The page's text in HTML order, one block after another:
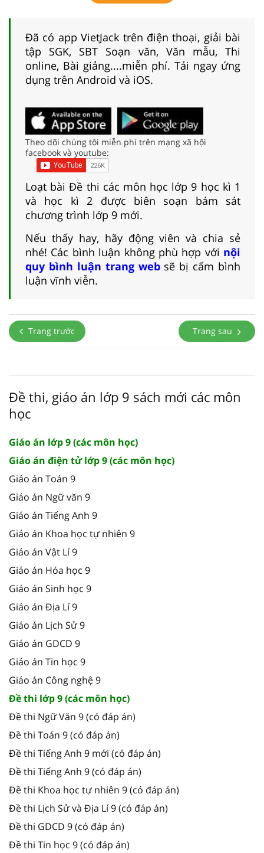
Đã có app VietJack trên điện thoại, giải bài
tập SGK, SBT Soạn văn, Văn mẫu, Thi
online, Bài giảng....miễn phí. Tải ngay ứng
dụng trên Android và iOS.
Theo dõi chúng tôi miễn phí trên mạng xã hội
facebook và youtube:
Loạt bài Đề thi các môn học lớp 9 học kì 1
và học kì 2 được biên soạn bám sát
chương trình lớp 9 mới.
Nếu thấy hay, hãy động viên và chia sẻ
nhé! Các bình luận không phù hợp với nội
quy bình luận trang websẽ bị cấm bình
luận vĩnh viễn.
Trang trước Trang sau
Đề thi, giáo án lớp 9 sách mới các môn
học
Giáo án lớp 9 (các môn học)
Giáo án điện tử lớp 9 (các môn học)
Giáo án Toán 9
Giáo án Ngữ văn 9
Giáo án Tiếng Anh 9
Giáo án Khoa học tự nhiên 9
Giáo án Vật Lí 9
Giáo án Hóa học 9
Giáo án Sinh học 9
Giáo án Địa Lí 9
Giáo án Lịch Sử 9
Giáo án GDCD 9
Giáo án Tin học 9
Giáo án Công nghệ 9
Đề thi lớp 9 (các môn học)
Đề thi Ngữ Văn 9 (có đáp án)
Đề thi Toán 9 (có đáp án)
Đề thi Tiếng Anh 9 mới (có đáp án)
Đề thi Tiếng Anh 9 (có đáp án)
Đề thi Khoa học tự nhiên 9 (có đáp án)
Đề thi Lịch Sử và Địa Lí 9 (có đáp án)
Đề thi GDCD 9 (có đáp án)
Đề thi Tin học 9 (có đáp án)